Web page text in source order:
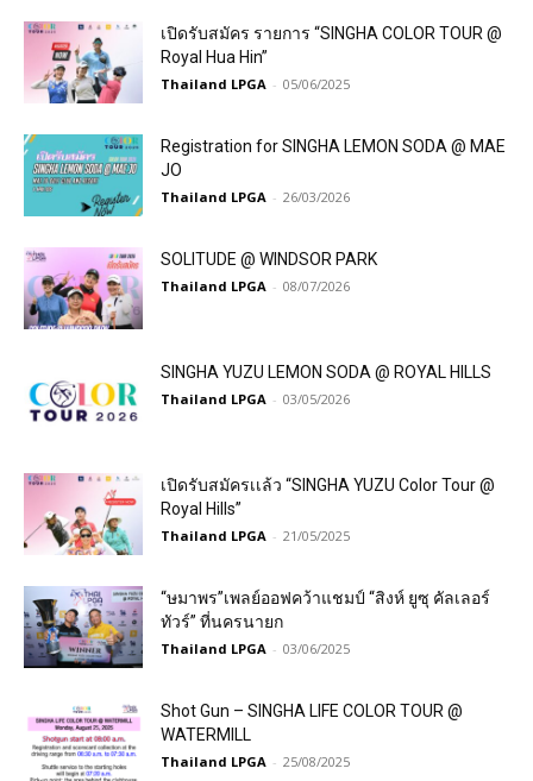
เปิดรับสมัคร รายการ “SINGHA COLOR TOUR @
Royal Hua Hin”
Thailand LPGA - 05/06/2025
Registration for SINGHA LEMON SODA @ MAE
JO
Thailand LPGA - 26/03/2026
SOLITUDE @ WINDSOR PARK
Thailand LPGA - 08/07/2026
SINGHA YUZU LEMON SODA @ ROYAL HILLS
Thailand LPGA - 03/05/2026
เปิดรับสมัครเเล้ว “SINGHA YUZU Color Tour @
Royal Hills”
Thailand LPGA - 21/05/2025
“ษมาพร”เพลย์ออฟคว้าแชมป์ “สิงห์ ยูซุ คัลเลอร์
ทัวร์” ที่นครนายก
Thailand LPGA - 03/06/2025
Shot Gun – SINGHA LIFE COLOR TOUR @
WATERMILL
Thailand LPGA - 25/08/2025